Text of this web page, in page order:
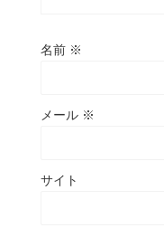
名前 ※
メール ※
サイト